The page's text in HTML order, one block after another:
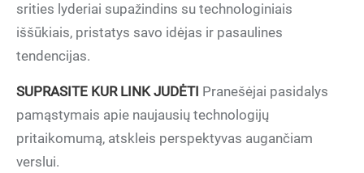
srities lyderiai supažindins su technologiniais
iššūkiais, pristatys savo idėjas ir pasaulines
tendencijas.
SUPRASITE KUR LINK JUDĖTI Pranešėjai pasidalys
pamąstymais apie naujausių technologijų
pritaikomumą, atskleis perspektyvas augančiam
verslui.